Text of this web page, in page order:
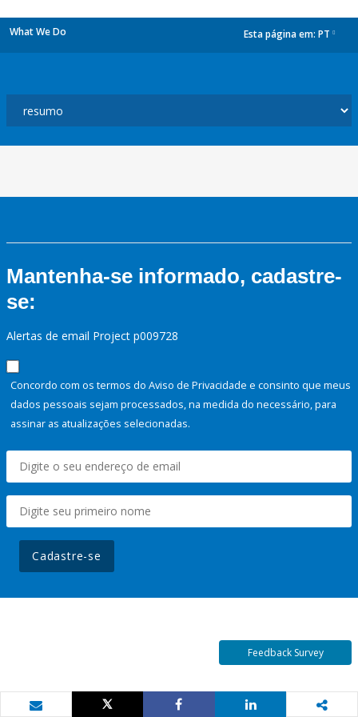
What We Do Esta página em: PT
Mantenha-se informado, cadastre-
se:
Alertas de email Project p009728
Concordo com os termos do Aviso de Privacidade e consinto que meus
dados pessoais sejam processados, na medida do necessário, para
assinar as atualizações selecionadas.
Cadastre-se
Feedback Survey